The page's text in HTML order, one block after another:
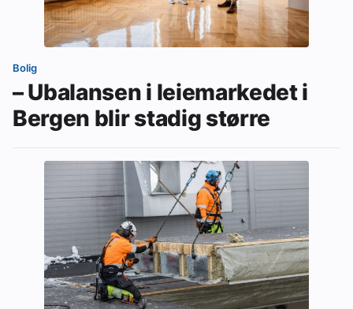
Bolig
– Ubalansen i leiemarkedet i
Bergen blir stadig større